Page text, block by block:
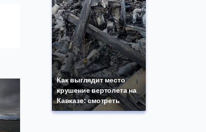
Как выглядит место
крушение вертолета на
Кавказе: смотреть